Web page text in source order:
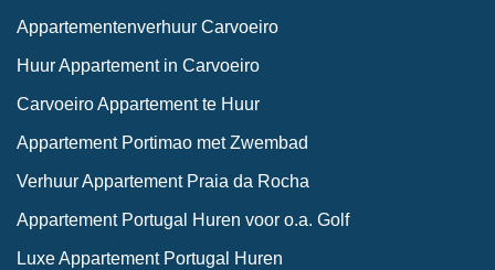
Appartementenverhuur Carvoeiro
Huur Appartement in Carvoeiro
Carvoeiro Appartement te Huur
Appartement Portimao met Zwembad
Verhuur Appartement Praia da Rocha
Appartement Portugal Huren voor o.a. Golf
Luxe Appartement Portugal Huren